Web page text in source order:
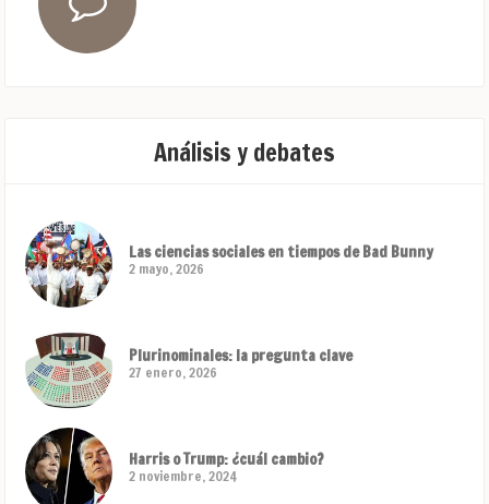
Análisis y debates
Las ciencias sociales en tiempos de Bad Bunny
2 mayo, 2026
Plurinominales: la pregunta clave
27 enero, 2026
Harris o Trump: ¿cuál cambio?
2 noviembre, 2024